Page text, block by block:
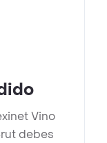
Vino
debes